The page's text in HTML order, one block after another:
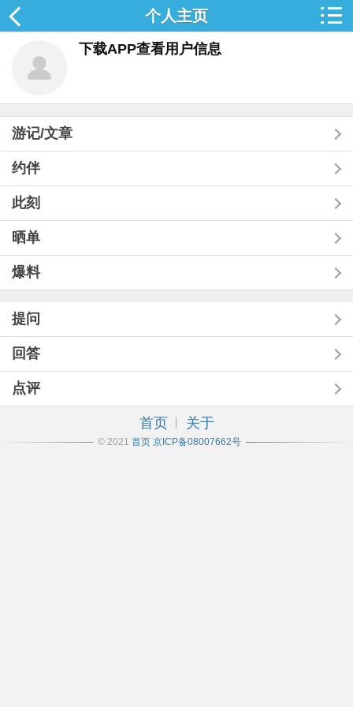
个人主页
下载APP查看用户信息
游记/文章
约伴
此刻
晒单
爆料
提问
回答
点评
首页 关于
© 2021 首页 京ICP备08007662号